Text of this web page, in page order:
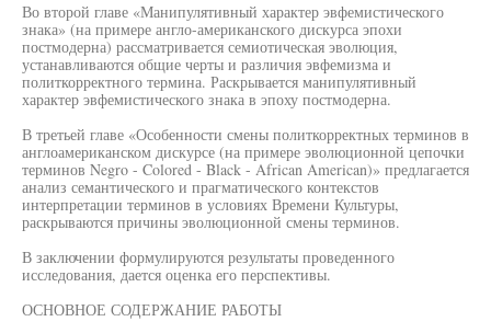
Во второй главе «Манипулятивный характер эвфемистического
знака» (на примере англо-американского дискурса эпохи
постмодерна) рассматривается семиотическая эволюция,
устанавливаются общие черты и различия эвфемизма и
политкорректного термина. Раскрывается манипулятивный
характер эвфемистического знака в эпоху постмодерна.
В третьей главе «Особенности смены политкорректных терминов в
англоамериканском дискурсе (на примере эволюционной цепочки
терминов Negro - Colored - Black - African American)» предлагается
анализ семантического и прагматического контекстов
интерпретации терминов в условиях Времени Культуры,
раскрываются причины эволюционной смены терминов.
В заключении формулируются результаты проведенного
исследования, дается оценка его перспективы.
ОСНОВНОЕ СОДЕРЖАНИЕ РАБОТЫ